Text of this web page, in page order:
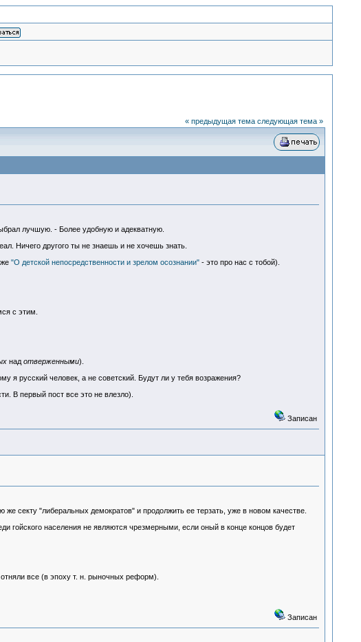
« предыдущая тема следующая тема »
лучшую. - Более удобную и адекватную.
Ничего другого ты не знаешь и не хочешь знать.
"О детской непосредственности и зрелом осознании"- это про нас с тобой).
с этим.
над отверженными).
я русский человек, а не советский. Будут ли у тебя возражения?
В первый пост все это не влезло).
Записан
секту "либеральных демократов" и продолжить ее терзать, уже в новом качестве.
населения не являются чрезмерными, если оный в конце концов будет
все (в эпоху т. н. рыночных реформ).
Записан